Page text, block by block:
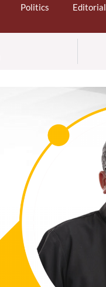
Politics Editorial